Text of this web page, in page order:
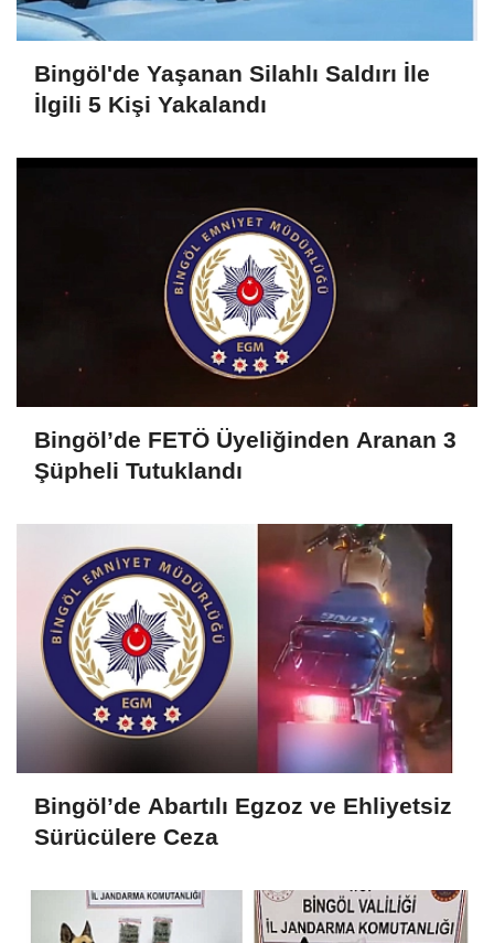
Bingöl'de Yaşanan Silahlı Saldırı İle
İlgili 5 Kişi Yakalandı
Bingöl’de FETÖ Üyeliğinden Aranan 3
Şüpheli Tutuklandı
Bingöl’de Abartılı Egzoz ve Ehliyetsiz
Sürücülere Ceza